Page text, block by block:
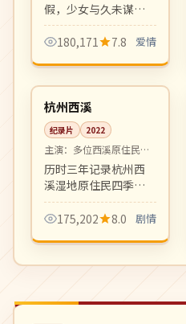
假，少女与久未谋面
的青梅竹马在烟火大
会前夕重新认识彼
爱情之作。
180,171 7.8 爱情
中国
4K 06:22
杭州西溪
纪录片 2022
主演： 多位西溪原住民出
镜
历时三年记录杭州西
溪湿地原住民四季劳
作与生活变迁。诗意
影像与口述史结合，
纪录片佳作。
175,202 8.0 剧情